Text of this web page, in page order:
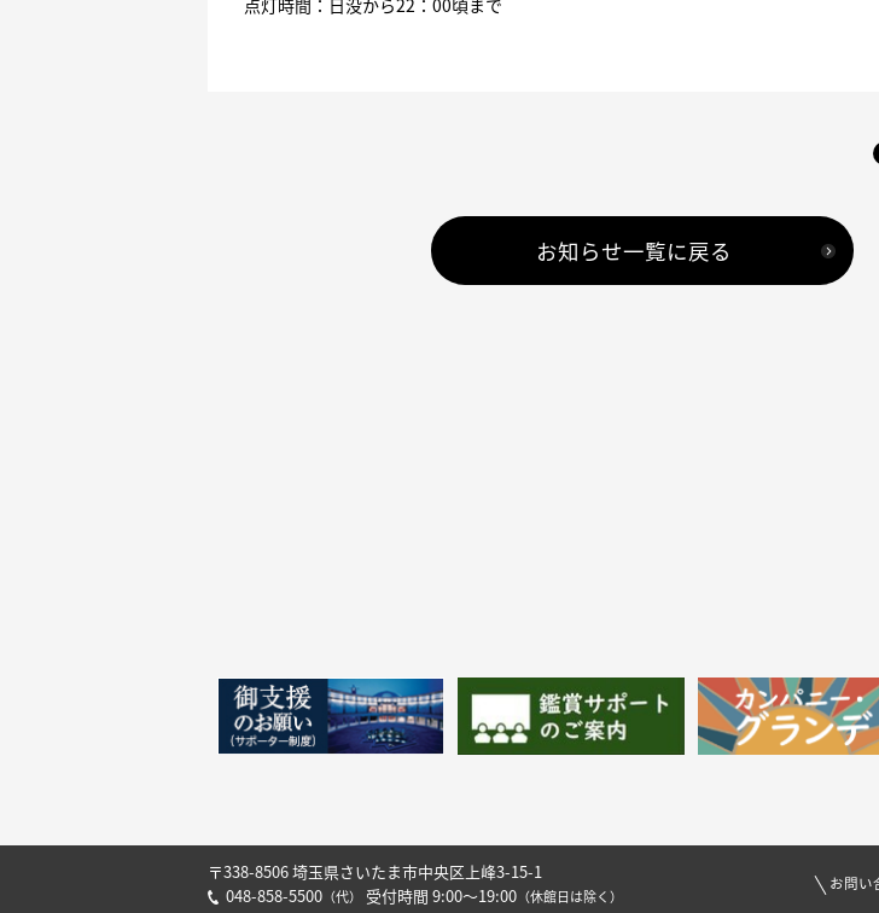
点灯時間：日没から22：00頃まで
お知らせ一覧に戻る
〒338-8506 埼玉県さいたま市中央区上峰3-15-1
048-858-5500 （代） 受付時間 9:00～19:00 （休館日は除く）
お問い